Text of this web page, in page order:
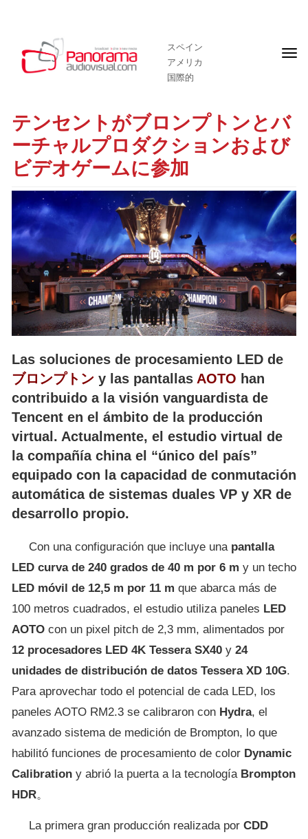
スペイン
アメリカ
国際的
フ
ジ
テンセントがブロンプトンとバ
ーチャルプロダクションおよび
ビデオゲームに参加
Las soluciones de procesamiento LED de
ブロンプトン y las pantallas AOTO han
contribuido a la visión vanguardista de
Tencent en el ámbito de la producción
virtual. Actualmente, el estudio virtual de
la compañía china el “único del país”
equipado con la capacidad de conmutación
automática de sistemas duales VP y XR de
desarrollo propio.
Con una configuración que incluye una pantalla
LED curva de 240 grados de 40 m por 6 m y un techo
LED móvil de 12,5 m por 11 m que abarca más de
100 metros cuadrados, el estudio utiliza paneles LED
AOTO con un pixel pitch de 2,3 mm, alimentados por
12 procesadores LED 4K Tessera SX40 y 24
unidades de distribución de datos Tessera XD 10G.
Para aprovechar todo el potencial de cada LED, los
paneles AOTO RM2.3 se calibraron con Hydra, el
avanzado sistema de medición de Brompton, lo que
habilitó funciones de procesamiento de color Dynamic
Calibration y abrió la puerta a la tecnología Brompton
HDR。
La primera gran producción realizada por CDD